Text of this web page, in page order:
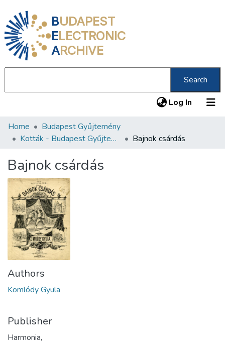
BUDAPEST
ELECTRONIC
ARCHIVE
Search
Log In (current)
Communities & Collections
Statistics
About us
Home
Budapest Gyűjtemény
Kották - Budapest Gyűjtemény
Bajnok csárdás
Bajnok csárdás
Authors
Komlódy Gyula
Publisher
Harmonia,